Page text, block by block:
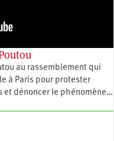
au rassemblement qui
à Paris pour protester
et dénoncer le phénomène…